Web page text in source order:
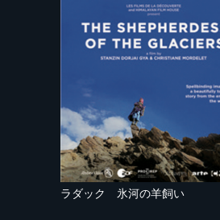
ラダック 氷河の羊飼い